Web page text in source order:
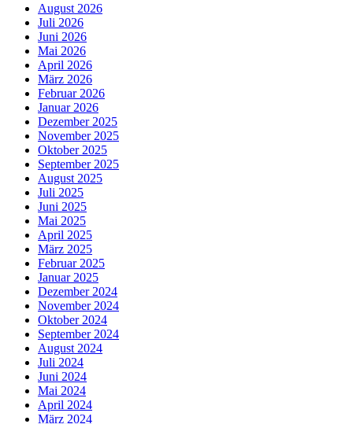
August 2026
Juli 2026
Juni 2026
Mai 2026
April 2026
März 2026
Februar 2026
Januar 2026
Dezember 2025
November 2025
Oktober 2025
September 2025
August 2025
Juli 2025
Juni 2025
Mai 2025
April 2025
März 2025
Februar 2025
Januar 2025
Dezember 2024
November 2024
Oktober 2024
September 2024
August 2024
Juli 2024
Juni 2024
Mai 2024
April 2024
März 2024